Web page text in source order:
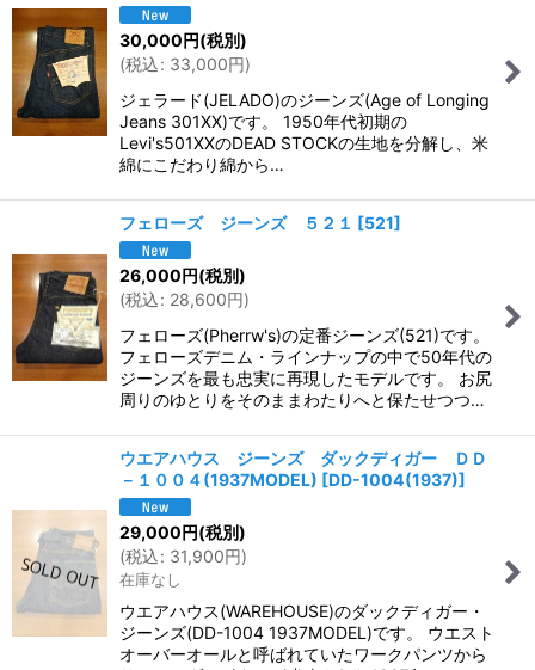
30,000円(税別)
(税込: 33,000円)
ジェラード(JELADO)のジーンズ(Age of Longing
Jeans 301XX)です。 1950年代初期の
Levi's501XXのDEAD STOCKの生地を分解し、米
綿にこだわり綿から…
フェローズ ジーンズ ５２１ [521]
26,000円(税別)
(税込: 28,600円)
フェローズ(Pherrw's)の定番ジーンズ(521)です。
フェローズデニム・ラインナップの中で50年代の
ジーンズを最も忠実に再現したモデルです。 お尻
周りのゆとりをそのままわたりへと保たせつつ…
ウエアハウス ジーンズ ダックディガー ＤＤ
－１００４(1937MODEL) [DD-1004(1937)]
29,000円(税別)
(税込: 31,900円)
在庫なし
ウエアハウス(WAREHOUSE)のダックディガー・
ジーンズ(DD-1004 1937MODEL)です。 ウエスト
オーバーオールと呼ばれていたワークパンツから